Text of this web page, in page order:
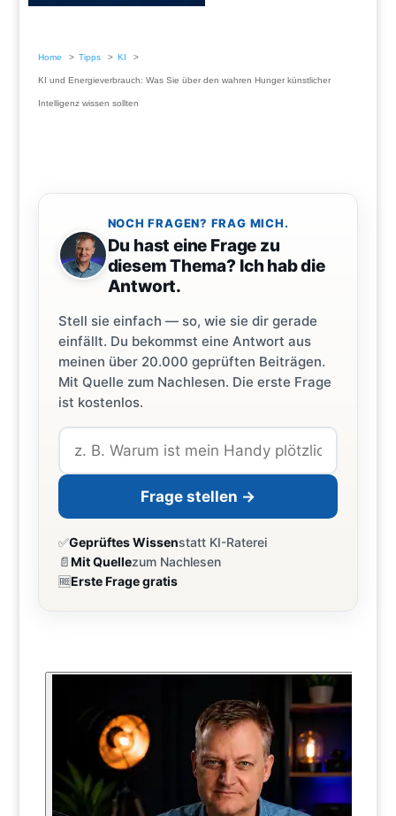
Home Tipps KI
KI und Energieverbrauch: Was Sie über den wahren Hunger künstlicher
Intelligenz wissen sollten
NOCH FRAGEN? FRAG MICH.
Du hast eine Frage zu
diesem Thema? Ich hab die
Antwort.
Stell sie einfach — so, wie sie dir gerade
einfällt. Du bekommst eine Antwort aus
meinen über 20.000 geprüften Beiträgen.
Mit Quelle zum Nachlesen. Die erste Frage
ist kostenlos.
Frage stellen →
✅Geprüftes Wissenstatt KI-Raterei
📄Mit Quellezum Nachlesen
🆓Erste Frage gratis